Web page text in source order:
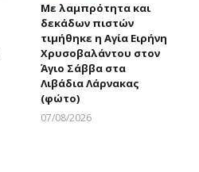
Με λαμπρότητα και
δεκάδων πιστών
τιμήθηκε η Αγία Ειρήνη
Χρυσοβαλάντου στον
Άγιο Σάββα στα
Λιβάδια Λάρνακας
(φώτο)
07/08/2026